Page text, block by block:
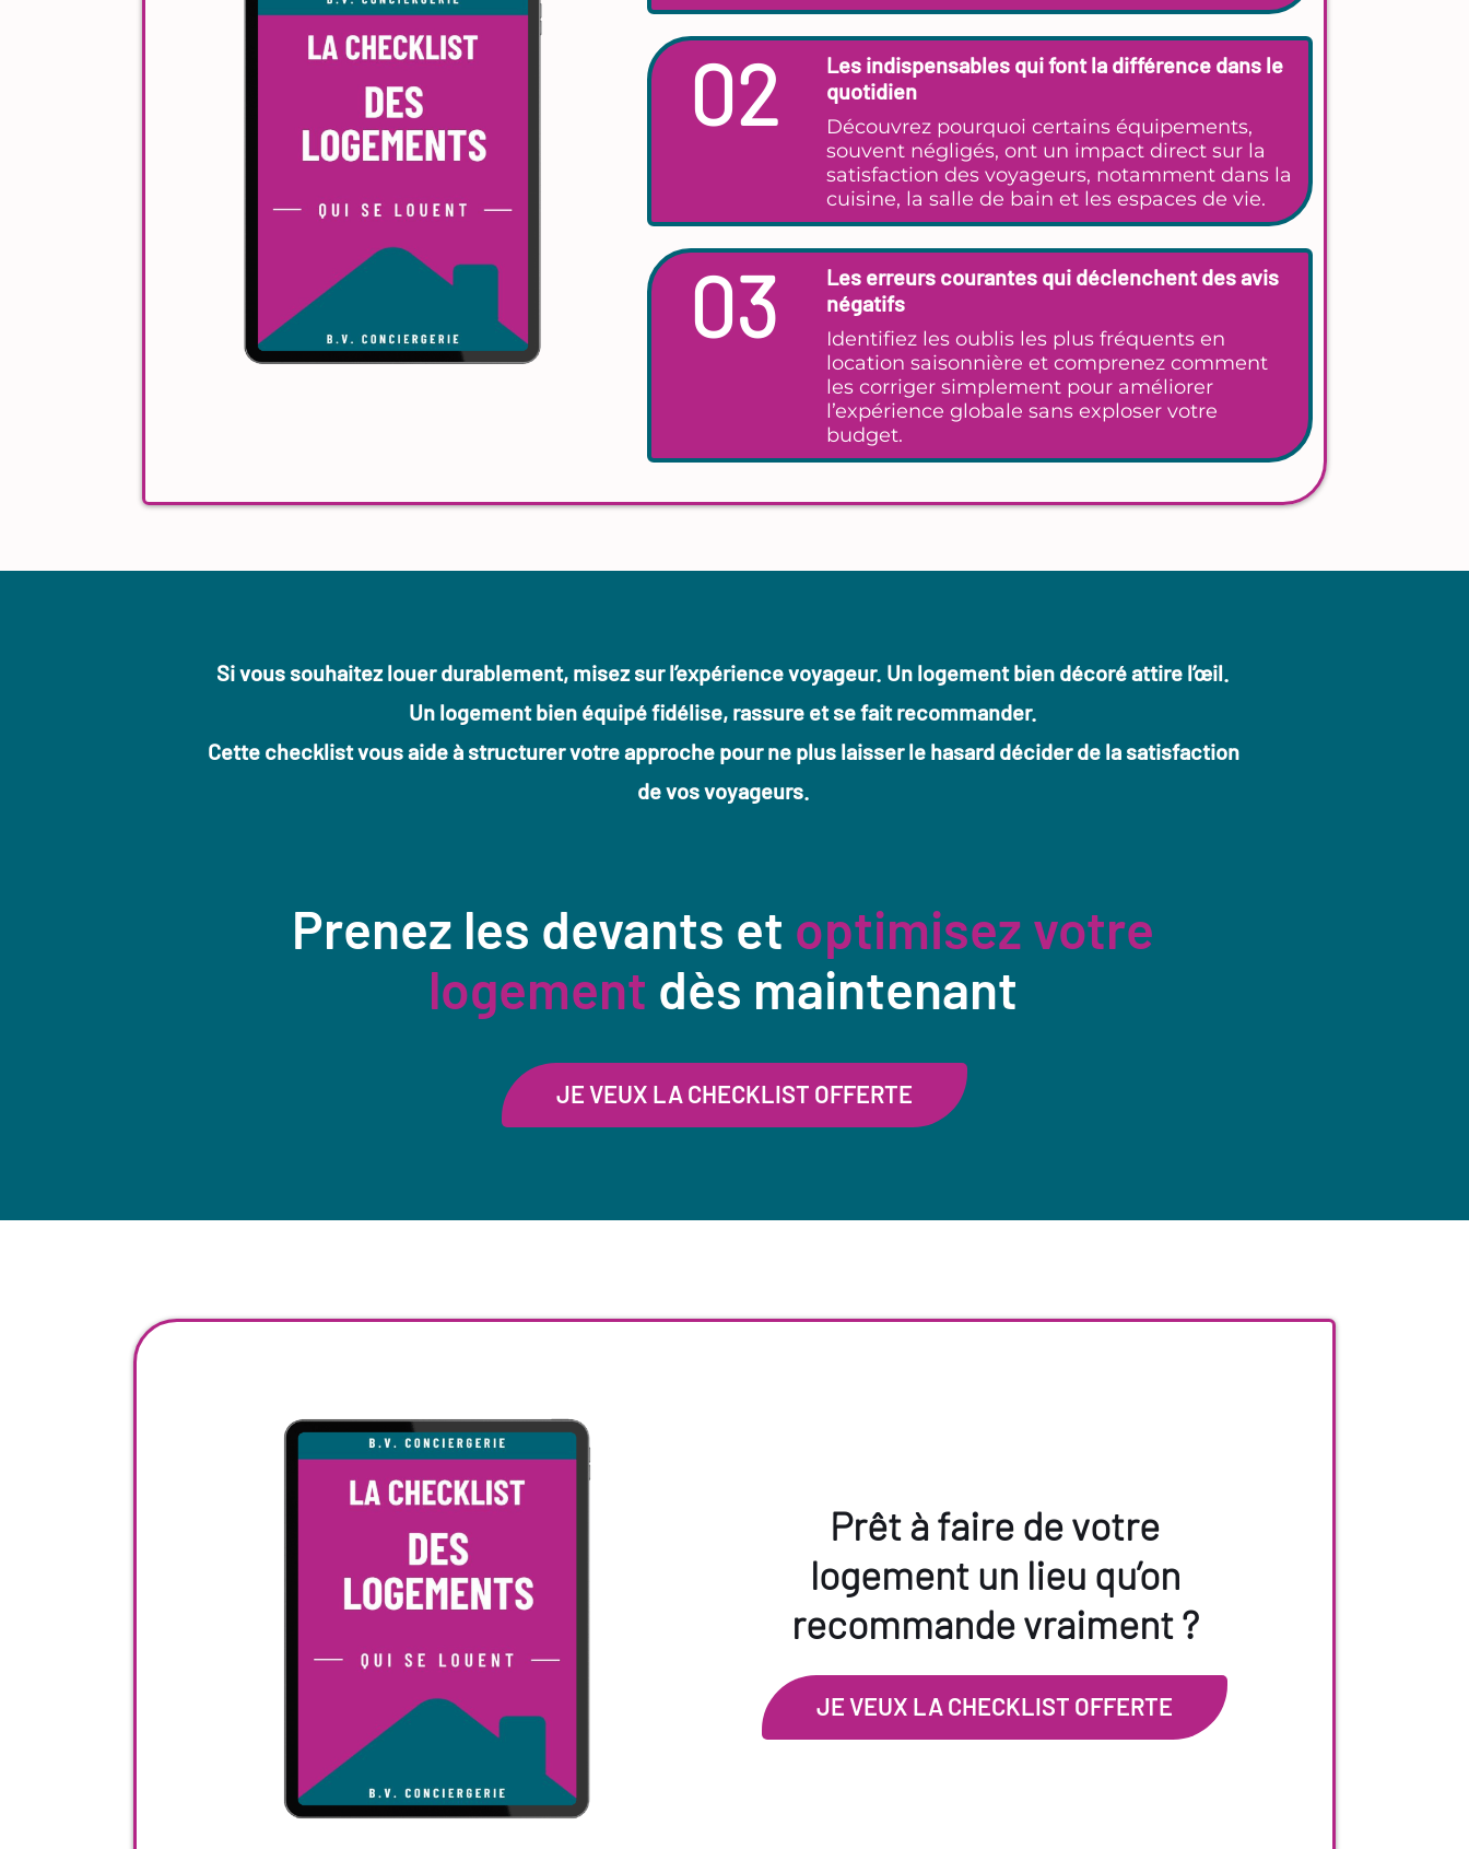
02
Les indispensables qui font la différence dans le
quotidien
Découvrez pourquoi certains équipements,
souvent négligés, ont un impact direct sur la
satisfaction des voyageurs, notamment dans la
cuisine, la salle de bain et les espaces de vie.
03
Les erreurs courantes qui déclenchent des avis
négatifs
Identifiez les oublis les plus fréquents en
location saisonnière et comprenez comment
les corriger simplement pour améliorer
l’expérience globale sans exploser votre
budget.
Si vous souhaitez louer durablement, misez sur l’expérience voyageur. Un logement bien décoré attire l’œil.
Un logement bien équipé fidélise, rassure et se fait recommander.
Cette checklist vous aide à structurer votre approche pour ne plus laisser le hasard décider de la satisfaction
de vos voyageurs.
Prenez les devants et optimisez votre
logement dès maintenant
JE VEUX LA CHECKLIST OFFERTE
Prêt à faire de votre
logement un lieu qu’on
recommande vraiment ?
JE VEUX LA CHECKLIST OFFERTE